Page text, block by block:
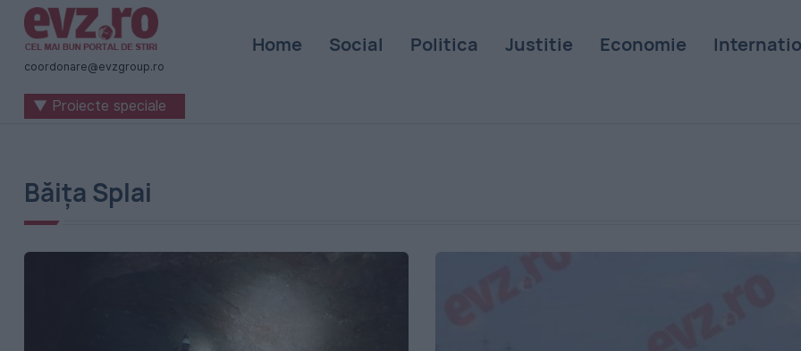
Știri
naționale
internaționale
România
-
coordonare@evzgroup.ro
Home Social Politica Justitie Economie
▼ Proiecte speciale
Băița Splai